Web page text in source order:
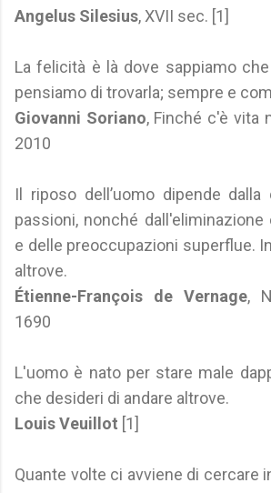
Angelus Silesius, XVII sec. [1]
La felicità è là dove sappiamo
pensiamo di trovarla; sempre e
Giovanni Soriano, Finché c'è vita
2010
Il riposo dell’uomo dipende
passioni, nonché dall'eliminazione
e delle preoccupazioni superflue.
altrove.
Étienne-François de Vernage,
1690
L'uomo è nato per stare male
che desideri di andare altrove.
Louis Veuillot [1]
Quante volte ci avviene di cercare